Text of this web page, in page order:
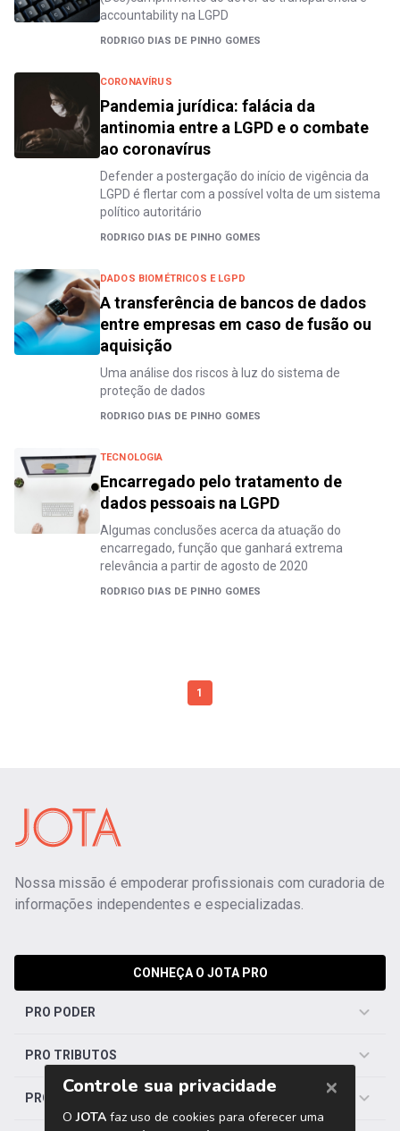
accountability na LGPD
RODRIGO DIAS DE PINHO GOMES
CORONAVÍRUS
Pandemia jurídica: falácia da
antinomia entre a LGPD e o combate
ao coronavírus
Defender a postergação do início de vigência da
LGPD é flertar com a possível volta de um sistema
político autoritário
RODRIGO DIAS DE PINHO GOMES
DADOS BIOMÉTRICOS E LGPD
A transferência de bancos de dados
entre empresas em caso de fusão ou
aquisição
Uma análise dos riscos à luz do sistema de
proteção de dados
RODRIGO DIAS DE PINHO GOMES
TECNOLOGIA
Encarregado pelo tratamento de
dados pessoais na LGPD
Algumas conclusões acerca da atuação do
encarregado, função que ganhará extrema
relevância a partir de agosto de 2020
RODRIGO DIAS DE PINHO GOMES
1
Nossa missão é empoderar profissionais com curadoria de
informações independentes e especializadas.
CONHEÇA O JOTA PRO
PRO PODER
PRO TRIBUTOS
PRO TRABALHISTA